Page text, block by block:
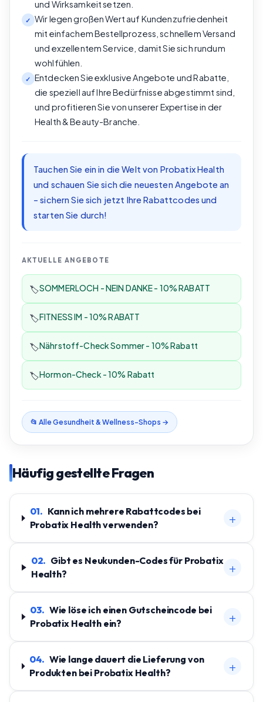
und Wirksamkeit setzen.
✓
Wir legen großen Wert auf Kundenzufriedenheit
mit einfachem Bestellprozess, schnellem Versand
und exzellentem Service, damit Sie sich rundum
wohlfühlen.
✓
Entdecken Sie exklusive Angebote und Rabatte,
die speziell auf Ihre Bedürfnisse abgestimmt sind,
und profitieren Sie von unserer Expertise in der
Health & Beauty-Branche.
Tauchen Sie ein in die Welt von Probatix Health
und schauen Sie sich die neuesten Angebote an
– sichern Sie sich jetzt Ihre Rabattcodes und
starten Sie durch!
AKTUELLE ANGEBOTE
🏷️SOMMERLOCH - NEIN DANKE - 10% RABATT
🏷️FITNESS IM - 10% RABATT
🏷️Nährstoff-Check Sommer - 10% Rabatt
🏷️Hormon-Check - 10% Rabatt
📂 AlleGesundheit & Wellness-Shops →
Häufig gestellte Fragen
01. Kann ich mehrere Rabattcodes bei
Probatix Health verwenden?
+
02. Gibt es Neukunden-Codes für Probatix
Health?
+
03. Wie löse ich einen Gutscheincode bei
Probatix Health ein?
+
04. Wie lange dauert die Lieferung von
Produkten bei Probatix Health?
+